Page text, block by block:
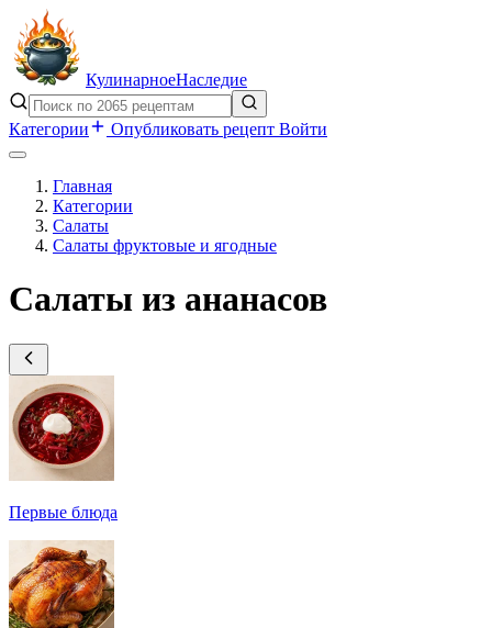
КулинарноеНаследие
Категории Опубликовать рецепт Войти
Главная
Категории
Салаты
Салаты фруктовые и ягодные
Салаты из ананасов
Первые блюда